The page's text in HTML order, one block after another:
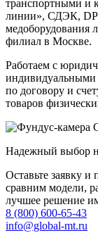
транспортными и
линии», СДЭК,
медоборудования
филиал в Москве.
Работаем с
индивидуальными
по договору и
товаров
Надежный выбор
Оставьте заявку
сравним модели,
лучшее решение
8 (800) 600-65-43
info@global-mt.ru